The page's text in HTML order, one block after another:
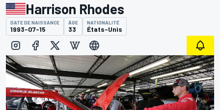
Harrison Rhodes
DATE DE NAISSANCE
1993-07-15
ÂGE
33
NATIONALITÉ
États-Unis